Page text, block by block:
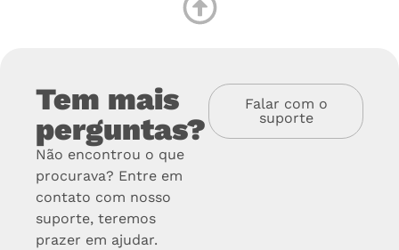
Tem mais
perguntas?
Não encontrou o que
procurava? Entre em
contato com nosso
suporte, teremos
prazer em ajudar.
Falar com o
suporte